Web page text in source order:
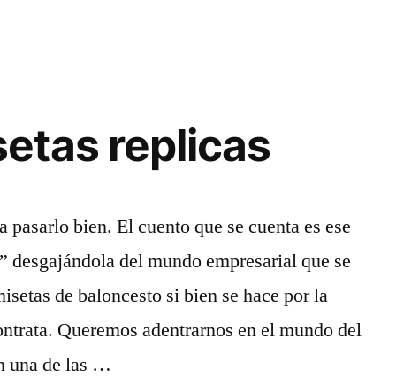
replicas
pasarlo bien. El cuento que se cuenta es ese
desgajándola del mundo empresarial que se
de baloncesto si bien se hace por la
Queremos adentrarnos en el mundo del
una de las …